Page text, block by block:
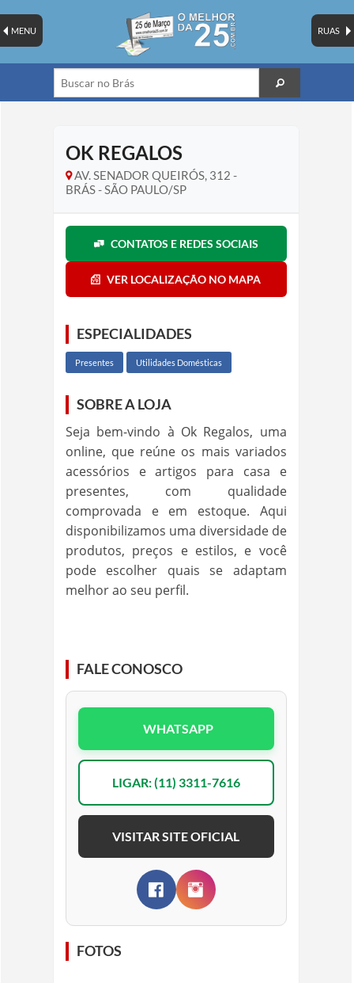
RUAS
MENU
OK REGALOS
AV. SENADOR QUEIRÓS, 312 -
BRÁS - SÃO PAULO/SP
CONTATOS E REDES SOCIAIS
VER LOCALIZAÇÃO NO MAPA
ESPECIALIDADES
Presentes Utilidades Domésticas
SOBRE A LOJA
Seja bem-vindo à Ok Regalos, uma
online, que reúne os mais variados
acessórios e artigos para casa e
presentes, com qualidade
comprovada e em estoque. Aqui
disponibilizamos uma diversidade de
produtos, preços e estilos, e você
pode escolher quais se adaptam
melhor ao seu perfil.
FALE CONOSCO
WHATSAPP
LIGAR: (11) 3311-7616
VISITAR SITE OFICIAL
FOTOS